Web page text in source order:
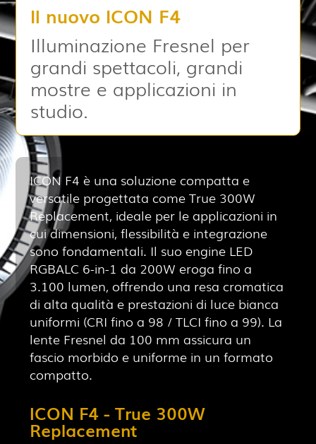
Il nuovo ICON F4
Illuminazione Fresnel per
grandi spettacoli, grandi
mostre e applicazioni in
studio.
ICON F4 è una soluzione compatta e
versatile progettata come True 300W
Replacement, ideale per le applicazioni in
cui dimensioni, flessibilità e integrazione
sono fondamentali. Il suo engine LED
RGBALC 6-in-1 da 200W eroga fino a
3.100 lumen, offrendo una resa cromatica
di alta qualità e prestazioni di luce bianca
uniformi (CRI fino a 98 / TLCI fino a 99). La
lente Fresnel da 100 mm assicura un
fascio morbido e uniforme in un formato
compatto.
ICON F4 - True 300W
Replacement